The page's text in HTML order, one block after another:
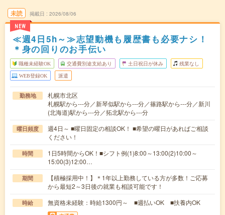
未読
NEW
掲載日 2026/08/06
≪週4日5h～≫志望動機も履歴書も必要ナシ！
＊身の回りのお手伝い
職種未経験OK 交通費別途支給あり 土日祝日が休み 残業なし
WEB登録OK 派遣
勤務地
札幌市北区
札幌駅から---分／新琴似駅から---分／篠路駅から---分／新川
(北海道)駅から---分／拓北駅から---分
曜日頻度
週4日～ ■曜日固定の相談OK！ ■希望の曜日があればご相談
ください！
時間
1日5時間からOK！■シフト例(1)8:00～13:00(2)10:00～
15:00(3)12:00…
期間
【積極採用中！】＊1年以上勤務している方が多数！ご応募
から最短2～3日後の就業も相談可能です！
時給 無資格未経験：時給1300円～ ■週払いOK ■扶養内OK